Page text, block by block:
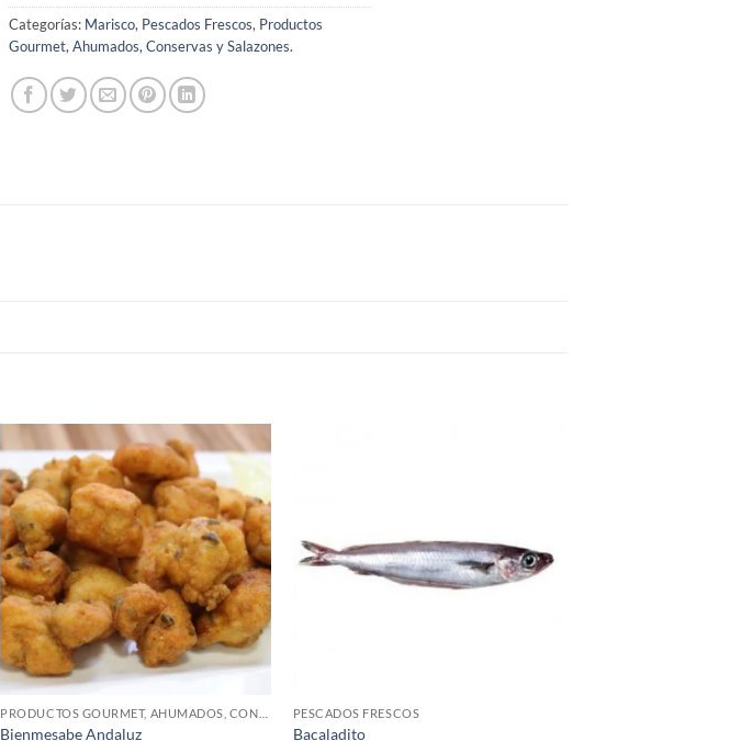
Categorías: Marisco, Pescados Frescos, Productos
Gourmet, Ahumados, Conservas y Salazones.
Bienmesabe Andaluz
PESCADOS FRESCOS
Bacaladito